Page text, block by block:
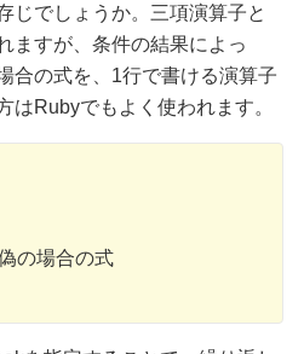
じでしょうか。三項演算子と
ますが、条件の結果によっ
合の式を、1行で書ける演算子
はRubyでもよく使われます。
の場合の式